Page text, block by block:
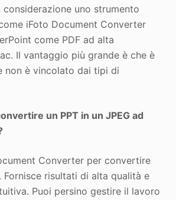
considerazione uno strumento
iFoto Document Converter
come PDF ad alta
Il vantaggio più grande è che è
non è vincolato dai tipi di
un PPT in un JPEG ad
Converter per convertire
Fornisce risultati di alta qualità e
Puoi persino gestire il lavoro